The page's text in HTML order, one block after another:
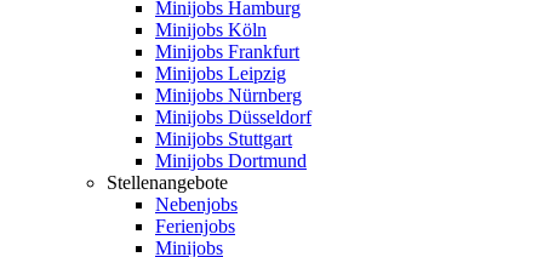
Minijobs Hamburg
Minijobs Köln
Minijobs Frankfurt
Minijobs Leipzig
Minijobs Nürnberg
Minijobs Düsseldorf
Minijobs Stuttgart
Minijobs Dortmund
Stellenangebote
Nebenjobs
Ferienjobs
Minijobs